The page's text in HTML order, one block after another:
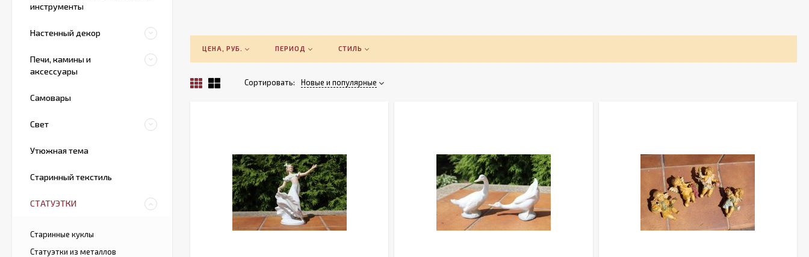
ЦЕНА, РУБ. ПЕРИОД СТИЛЬ
Сортировать: Новые и популярные
инструменты
Настенный декор
Печи, камины и
аксессуары
Самовары
Свет
Утюжная тема
Старинный текстиль
СТАТУЭТКИ
Старинные куклы
Статуэтки из металлов